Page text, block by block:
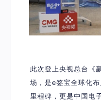
此次登上央视总台《
场，是e签宝全球化
里程碑，更是中国电